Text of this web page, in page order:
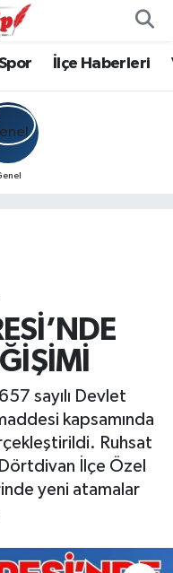
İlçe Haberleri
sayılı Devlet
kapsamında
Ruhsat
İlçe Özel
yeni atamalar